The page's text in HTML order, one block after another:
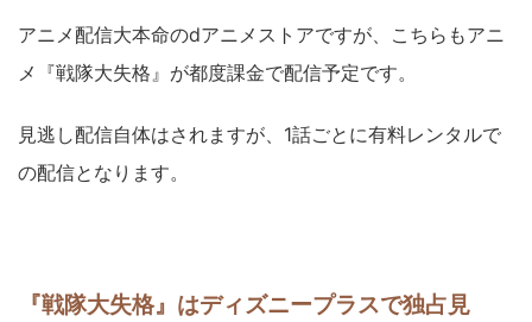
アニメ配信大本命のdアニメストアですが、こちらもアニ
メ『戦隊大失格』が都度課金で配信予定です。
見逃し配信自体はされますが、1話ごとに有料レンタルで
の配信となります。
『戦隊大失格』はディズニープラスで独占見